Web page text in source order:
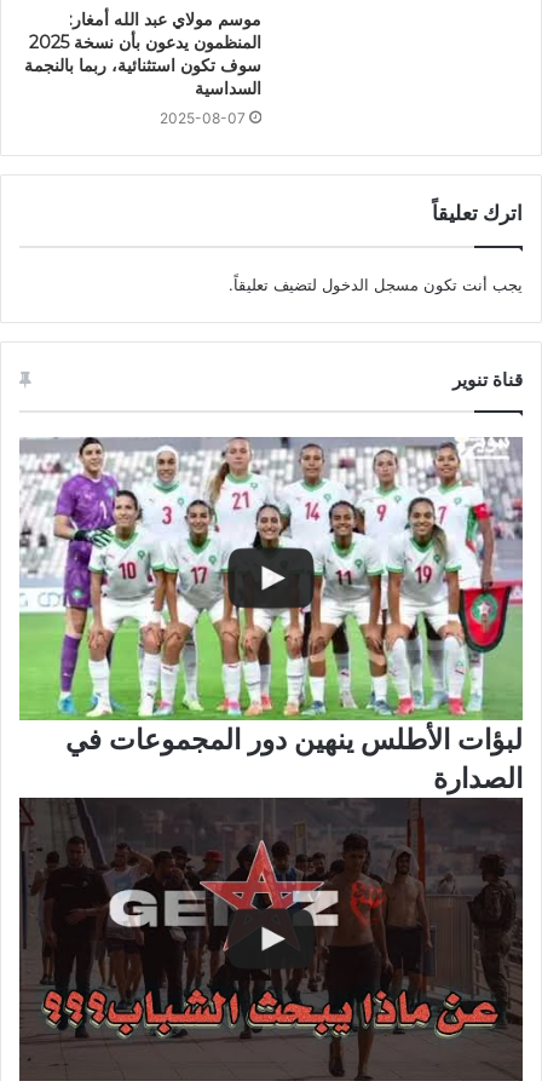
موسم مولاي عبد الله أمغار:
المنظمون يدعون بأن نسخة 2025
سوف تكون استثنائية، ربما بالنجمة
السداسية
2025-08-07
اترك تعليقاً
يجب أنت تكون مسجل الدخول لتضيف تعليقاً.
قناة تنوير
لبؤات الأطلس ينهين دور المجموعات في
الصدارة